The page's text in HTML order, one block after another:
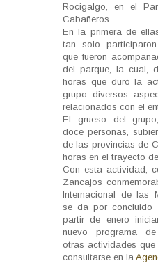
Rocigalgo, en el
Cabañeros.
En la primera de
tan solo
que fueron
del parque, la cual,
horas que duró la
grupo diversos
relacionados con el
El grueso del
doce personas,
de las provincias de
horas en el trayecto
Con esta actividad,
Zancajos
Internacional de las
se da por concluido
partir de enero
nuevo programa
otras actividades que
consultarse en la